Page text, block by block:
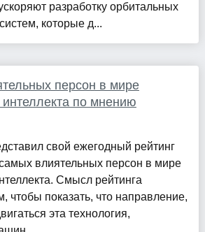
разработку орбитальных
которые д...
персон в мире
интеллекта по мнению
свой ежегодный рейтинг
влиятельных персон в мире
Смысл рейтинга
чтобы показать, что направление,
эта технология,